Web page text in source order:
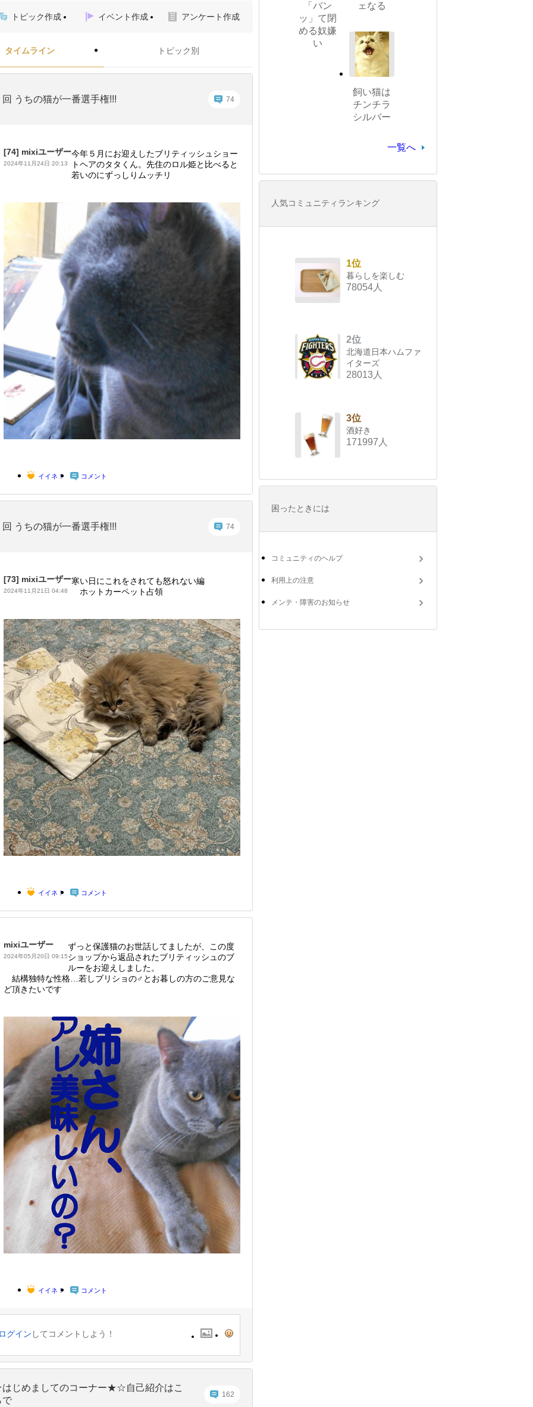
トピック作成 イベント作成 アンケート作成
タイムライン トピック別
回 うちの猫が一番選手権!!! 74
[74] mixiユーザー
2024年11月24日 20:13
今年５月にお迎えしたブリティッシュショー
トヘアのタタくん。先住のロル姫と比べると
若いのにずっしりムッチリ
イイネ！ コメント
回 うちの猫が一番選手権!!! 74
[73] mixiユーザー
2024年11月21日 04:48
寒い日にこれをされても怒れない編
ホットカーペット占領
イイネ！ コメント
mixiユーザー
2024年05月20日 09:15
ずっと保護猫のお世話してましたが、この度
ショップから返品されたブリティッシュのブ
ルーをお迎えしました。
結構独特な性格…若しブリショの♂とお暮しの方のご意見な
ど頂きたいです
イイネ！ コメント
グイン してコメントしよう！
じめましてのコーナー★☆自己紹介はこ
で
162
「バン
ッ」て閉
める奴嫌
い
ェなる
飼い猫は
チンチラ
シルバー
一覧へ
人気コミュニティランキング
1位
暮らしを楽しむ
78054人
2位
北海道日本ハムファ
イターズ
28013人
3位
酒好き
171997人
困ったときには
コミュニティのヘルプ
利用上の注意
メンテ・障害のお知らせ